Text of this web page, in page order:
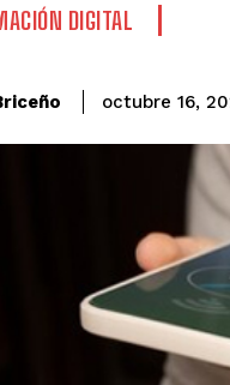
DIGITAL
octubre 16,